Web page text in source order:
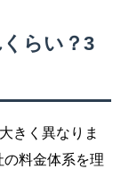
らい？3
きく異なりま
料金体系を理